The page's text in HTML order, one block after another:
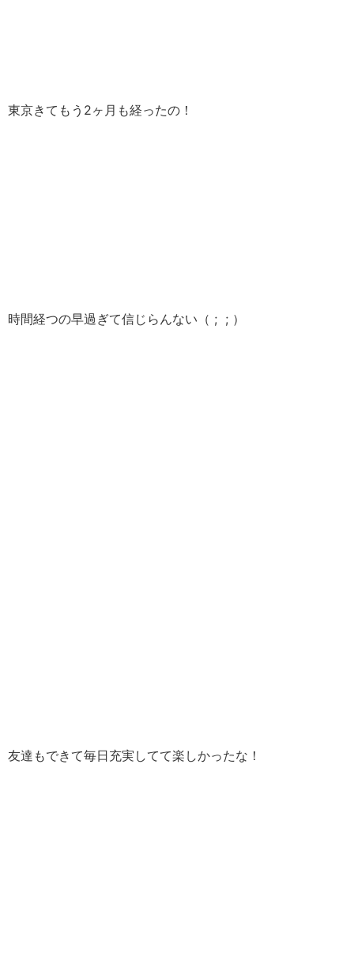
東京きてもう2ヶ月も経ったの！
時間経つの早過ぎて信じらんない（ ; ; ）
友達もできて毎日充実してて楽しかったな！